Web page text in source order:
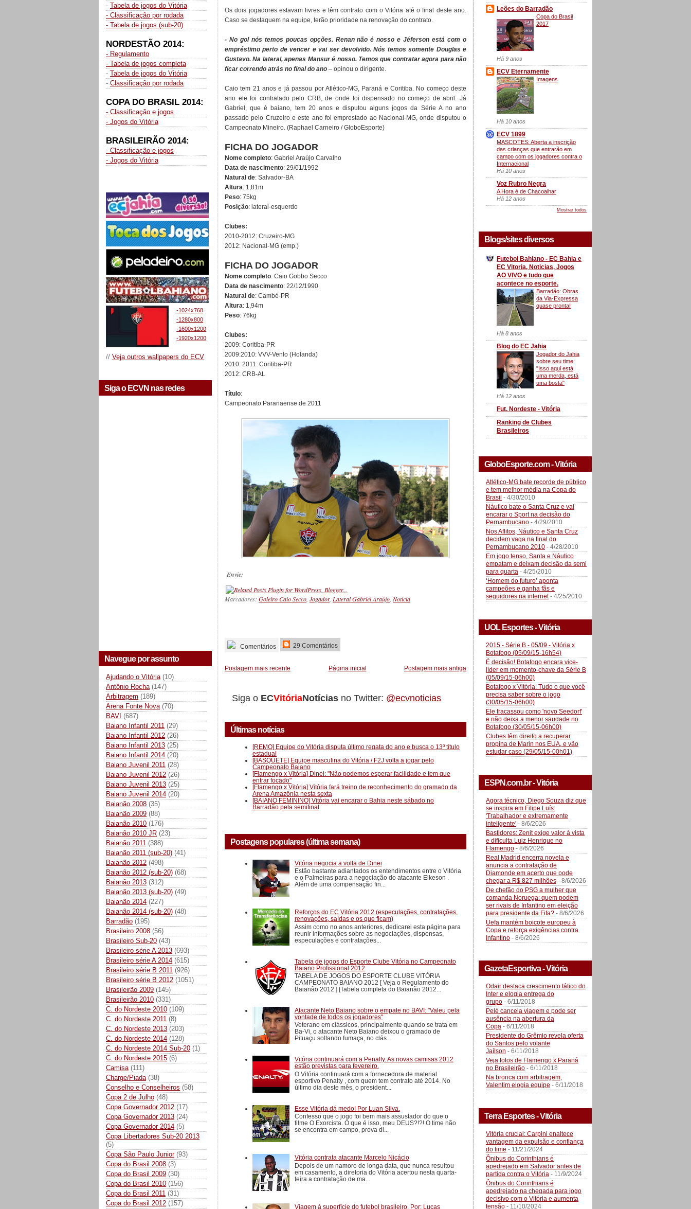
- Tabela de jogos do Vitória
- Classificação por rodada
- Tabela de jogos (sub-20)
NORDESTÃO 2014:
- Regulamento
- Tabela de jogos completa
- Tabela de jogos do Vitória
- Classificação por rodada
COPA DO BRASIL 2014:
- Classificação e jogos
- Jogos do Vitória
BRASILEIRÃO 2014:
- Classificação e jogos
- Jogos do Vitória
-1024x768
-1280x800
-1600x1200
-1920x1200
// Veja outros wallpapers do ECV
Siga o ECVN nas redes
Navegue por assunto
Ajudando o Vitória (10)
Antônio Rocha (147)
Arbitragem (189)
Arena Fonte Nova (70)
BAVI (687)
Baiano Infantil 2011 (29)
Baiano Infantil 2012 (26)
Baiano Infantil 2013 (25)
Baiano Infantil 2014 (20)
Baiano Juvenil 2011 (28)
Baiano Juvenil 2012 (26)
Baiano Juvenil 2013 (25)
Baiano Juvenil 2014 (20)
Baianão 2008 (35)
Baianão 2009 (88)
Baianão 2010 (176)
Baianão 2010 JR (23)
Baianão 2011 (388)
Baianão 2011 (sub-20) (41)
Baianão 2012 (498)
Baianão 2012 (sub-20) (68)
Baianão 2013 (312)
Baianão 2013 (sub-20) (49)
Baianão 2014 (227)
Baianão 2014 (sub-20) (48)
Barradão (195)
Brasileiro 2008 (56)
Brasileiro Sub-20 (43)
Brasileiro série A 2013 (693)
Brasileiro série A 2014 (615)
Brasileiro série B 2011 (926)
Brasileiro série B 2012 (1051)
Brasileirão 2009 (145)
Brasileirão 2010 (331)
C. do Nordeste 2010 (109)
C. do Nordeste 2011 (8)
C. do Nordeste 2013 (203)
C. do Nordeste 2014 (128)
C. do Nordeste 2014 Sub-20 (1)
C. do Nordeste 2015 (6)
Camisa (111)
Charge/Piada (38)
Conselho e Conselheiros (58)
Copa 2 de Julho (48)
Copa Governador 2012 (17)
Copa Governador 2013 (24)
Copa Governador 2014 (5)
Copa Libertadores Sub-20 2013
(5)
Copa São Paulo Junior (93)
Copa do Brasil 2008 (3)
Copa do Brasil 2009 (30)
Copa do Brasil 2010 (156)
Copa do Brasil 2011 (31)
Copa do Brasil 2012 (157)
Os dois jogadores estavam livres e têm contrato com o Vitória até o final deste ano.
Caso se destaquem na equipe, terão prioridade na renovação do contrato.
- No gol nós temos poucas opções. Renan não é nosso e Jéferson está com o
empréstimo perto de vencer e vai ser devolvido. Nós temos somente Douglas e
Gustavo. Na lateral, apenas Mansur é nosso. Temos que contratar agora para não
ficar correndo atrás no final do ano – opinou o dirigente.
Caio tem 21 anos e já passou por Atlético-MG, Paraná e Coritiba. No começo deste
ano ele foi contratado pelo CRB, de onde foi dispensado no começo de abril. Já
Gabriel, que é baiano, tem 20 anos e disputou alguns jogos da Série A no ano
passado pelo Cruzeiro e este ano foi emprestado ao Nacional-MG, onde disputou o
Campeonato Mineiro. (Raphael Carneiro / GloboEsporte)
FICHA DO JOGADOR
Nome completo: Gabriel Araújo Carvalho
Data de nascimento: 29/01/1992
Natural de: Salvador-BA
Altura: 1,81m
Peso: 75kg
Posição: lateral-esquerdo
Clubes:
2010-2012: Cruzeiro-MG
2012: Nacional-MG (emp.)
FICHA DO JOGADOR
Nome completo: Caio Gobbo Secco
Data de nascimento: 22/12/1990
Natural de: Cambé-PR
Altura: 1,94m
Peso: 76kg
Clubes:
2009: Coritiba-PR
2009:2010: VVV-Venlo (Holanda)
2010: 2011: Coritiba-PR
2012: CRB-AL
Título:
Campeonato Paranaense de 2011
Envie:
Marcadores: Goleiro Caio Secco, Jogador, Lateral Gabriel Araújo, Notícia
Comentários 29 Comentários
Postagem mais recente Postagem mais antiga
Página inicial
Siga o ECVitóriaNotícias no Twitter: @ecvnoticias
Últimas notícias
[REMO] Equipe do Vitória disputa último regata do ano e busca o 13º título
estadual
[BASQUETE] Equipe masculina do Vitória / F2J volta a jogar pelo
Campeonato Baiano
[Flamengo x Vitória] Dinei: "Não podemos esperar facilidade e tem que
entrar focado"
[Flamengo x Vitória] Vitória fará treino de reconhecimento do gramado da
Arena Amazônia nesta sexta
[BAIANO FEMININO] Vitória vai encarar o Bahia neste sábado no
Barradão pela semifinal
Postagens populares (última semana)
Vitória negocia a volta de Dinei
Estão bastante adiantados os entendimentos entre o Vitória
e o Palmeiras para a negociação do atacante Elkeson .
Além de uma compensação fin...
Reforços do EC Vitória 2012 (especulações, contratações,
renovações, saídas e os que ficam)
Assim como no anos anteriores, dedicarei esta página para
reunir informações sobre as negociações, dispensas,
especulações e contratações...
Tabela de jogos do Esporte Clube Vitória no Campeonato
Baiano Profissional 2012
TABELA DE JOGOS DO ESPORTE CLUBE VITÓRIA
CAMPEONATO BAIANO 2012 [ Veja o Regulamento do
Baianão 2012 ] [Tabela completa do Baianão 2012...
Atacante Neto Baiano sobre o empate no BAVI: "Valeu pela
vontade de todos os jogadores"
Veterano em clássicos, principalmente quando se trata em
Ba-Vi, o atacante Neto Baiano deixou o gramado de
Pituaçu soltando fumaça, no clás...
Vitória continuará com a Penalty. As novas camisas 2012
estão previstas para fevereiro.
O Vitória continuará com a fornecedora de material
esportivo Penalty , com quem tem contrato até 2014. No
último dia deste mês, o president...
Esse Vitória dá medo! Por Luan Silva.
Confesso que o jogo foi bem mais assustador do que o
filme O Exorcista. O que é isso, meu DEUS?!?! O time não
se encontra em campo, prova di...
Vitória contrata atacante Marcelo Nicácio
Depois de um namoro de longa data, que nunca resultou
em casamento, a diretoria do Vitória acertou nesta quarta-
feira a contratação de ma...
Viagem à superfície do futebol brasileiro. Por: Lucas
Leões do Barradão
Copa do Brasil
2017
Há 9 anos
ECV Eternamente
Imagens
Há 10 anos
ECV 1899
MASCOTES: Aberta a inscrição
das crianças que entrarão em
campo com os jogadores contra o
Internacional
Há 10 anos
Voz Rubro Negra
A Hora é de Chacoalhar
Há 12 anos
Mostrar todos
Blogs/sites diversos
Futebol Bahiano - EC Bahia e
EC Vitoria, Noticias, Jogos
AO VIVO e tudo que
acontece no esporte.
Barradão: Obras
da Via-Expressa
quase pronta!
Há 8 anos
Blog do EC Jahia
Jogador do Jahia
sobre seu time:
"Isso aqui está
uma merda, está
uma bosta"
Há 12 anos
Fut. Nordeste - Vitória
Ranking de Clubes
Brasileiros
GloboEsporte.com - Vitória
Atlético-MG bate recorde de público
e tem melhor média na Copa do
Brasil - 4/30/2010
Náutico bate o Santa Cruz e vai
encarar o Sport na decisão do
Pernambucano - 4/29/2010
Nos Aflitos, Náutico e Santa Cruz
decidem vaga na final do
Pernambucano 2010 - 4/28/2010
Em jogo tenso, Santa e Náutico
empatam e deixam decisão da semi
para quarta - 4/25/2010
‘Homem do futuro’ aponta
campeões e ganha fãs e
seguidores na internet- 4/25/2010
UOL Esportes - Vitória
2015 - Série B - 05/09 - Vitória x
Botafogo (05/09/15-16h54)
É decisão! Botafogo encara vice-
líder em momento-chave da Série B
(05/09/15-06h00)
Botafogo x Vitória. Tudo o que você
precisa saber sobre o jogo
(30/05/15-06h00)
Ele fracassou como 'novo Seedorf'
e não deixa a menor saudade no
Botafogo (30/05/15-06h00)
Clubes têm direito a recuperar
propina de Marin nos EUA, e vão
estudar caso (29/05/15-00h01)
ESPN.com.br - Vitória
Agora técnico, Diego Souza diz que
se inspira em Filipe Luís:
'Trabalhador e extremamente
inteligente' - 8/6/2026
Bastidores: Zenit exige valor à vista
e dificulta Luiz Henrique no
Flamengo - 8/6/2026
Real Madrid encerra novela e
anuncia a contratação de
Diamonde em acerto que pode
chegar a R$ 827 milhões - 8/6/2026
De chefão do PSG a mulher que
comanda Noruega: quem podem
ser rivais de Infantino em eleição
para presidente da Fifa? - 8/6/2026
Uefa mantém boicote europeu à
Copa e reforça exigências contra
Infantino - 8/6/2026
GazetaEsportiva - Vitória
Odair destaca crescimento tático do
Inter e elogia entrega do
grupo - 6/11/2018
Pelé cancela viagem e pode ser
ausência na abertura da
Copa - 6/11/2018
Presidente do Grêmio revela oferta
do Santos pelo volante
Jaílson - 6/11/2018
Veja fotos de Flamengo x Paraná
no Brasileirão - 6/11/2018
Na bronca com arbitragem,
Valentim elogia equipe - 6/11/2018
Terra Esportes - Vitória
Vitória crucial: Carpini enaltece
vantagem da expulsão e confiança
do time - 11/21/2024
Ônibus do Corinthians é
apedrejado em Salvador antes de
partida contra o Vitória - 11/9/2024
Ônibus do Corinthians é
apedrejado na chegada para jogo
decisivo com o Vitória e aumenta
tensão - 11/10/2024